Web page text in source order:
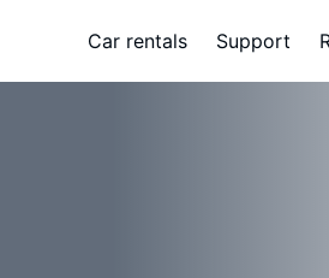
Car rentals Support